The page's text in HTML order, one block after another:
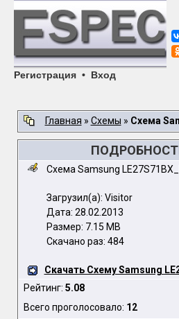
Регистрация • Вход
Главная » Схемы » Схема
ПОДРОБНОСТИ
Схема Samsung
Загрузил(а): Visitor
Дата: 28.02.2013
Размер: 7.15 MB
Скачано раз: 484
Скачать Схему Samsung
Рейтинг: 5.08
Всего проголосовало: 12